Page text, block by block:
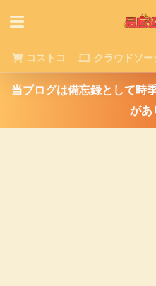
コストコ クラウドソー
当ブログは備忘録として時
があ